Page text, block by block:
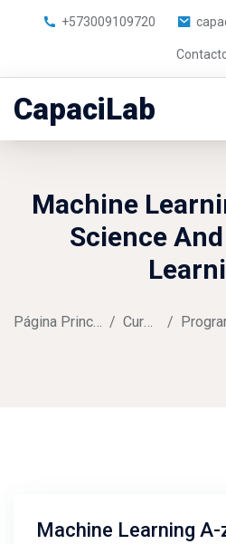
+573009109720
CapaciLab
Machine
Science
Página Principal Cursos
Machine Learning A-